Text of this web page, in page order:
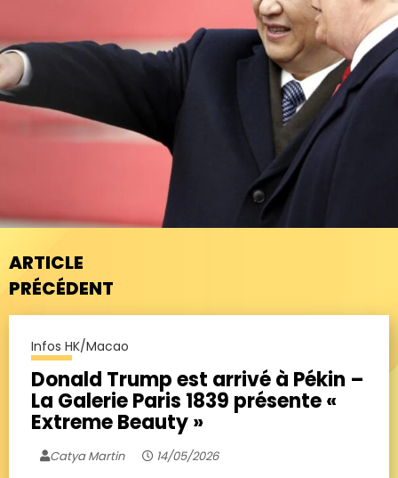
ARTICLE
PRÉCÉDENT
Infos HK/Macao
Donald Trump est arrivé à Pékin –
La Galerie Paris 1839 présente «
Extreme Beauty »
Catya Martin 14/05/2026